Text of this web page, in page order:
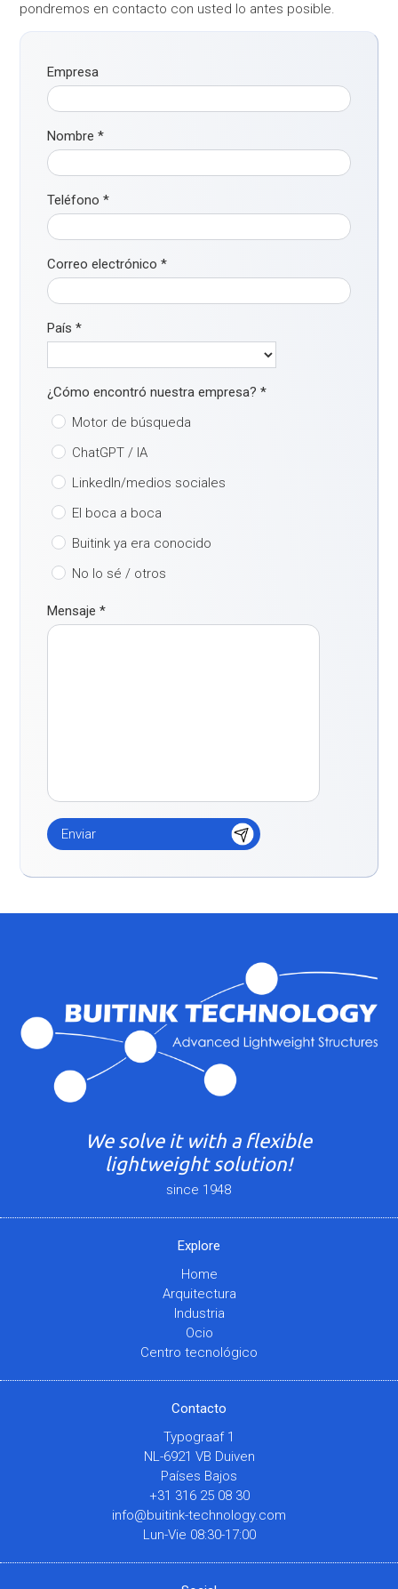
pondremos en contacto con usted lo antes posible.
Empresa
Nombre*
Teléfono*
Correo electrónico*
País*
¿Cómo encontró nuestra empresa?*
Motor de búsqueda
ChatGPT / IA
LinkedIn/medios sociales
El boca a boca
Buitink ya era conocido
No lo sé / otros
Mensaje*
We solve it with a flexible
lightweight solution!
since 1948
Explore
Home
Arquitectura
Industria
Ocio
Centro tecnológico
Contacto
Typograaf 1
NL-6921 VB Duiven
Países Bajos
+31 316 25 08 30
info@buitink-technology.com
Lun-Vie 08:30-17:00